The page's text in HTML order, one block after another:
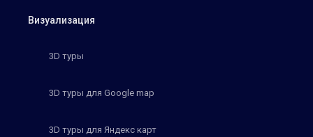
Визуализация
3D туры
3D туры для Google map
3D туры для Яндекс карт